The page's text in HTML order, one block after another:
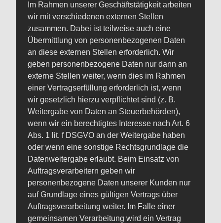
Im Rahmen unserer Geschäftstätigkeit arbeiten
wir mit verschiedenen externen Stellen
zusammen. Dabei ist teilweise auch eine
Übermittlung von personenbezogenen Daten
an diese externen Stellen erforderlich. Wir
geben personenbezogene Daten nur dann an
externe Stellen weiter, wenn dies im Rahmen
einer Vertragserfüllung erforderlich ist, wenn
wir gesetzlich hierzu verpflichtet sind (z. B.
Weitergabe von Daten an Steuerbehörden),
wenn wir ein berechtigtes Interesse nach Art. 6
Abs. 1 lit. f DSGVO an der Weitergabe haben
oder wenn eine sonstige Rechtsgrundlage die
Datenweitergabe erlaubt. Beim Einsatz von
Auftragsverarbeitern geben wir
personenbezogene Daten unserer Kunden nur
auf Grundlage eines gültigen Vertrags über
Auftragsverarbeitung weiter. Im Falle einer
gemeinsamen Verarbeitung wird ein Vertrag